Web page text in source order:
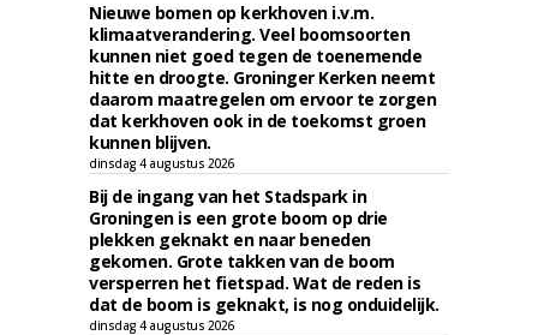
Nieuwe bomen op kerkhoven i.v.m.
klimaatverandering. Veel boomsoorten
kunnen niet goed tegen de toenemende
hitte en droogte. Groninger Kerken neemt
daarom maatregelen om ervoor te zorgen
dat kerkhoven ook in de toekomst groen
kunnen blijven.
dinsdag 4 augustus 2026
Bij de ingang van het Stadspark in
Groningen is een grote boom op drie
plekken geknakt en naar beneden
gekomen. Grote takken van de boom
versperren het fietspad. Wat de reden is
dat de boom is geknakt, is nog onduidelijk.
dinsdag 4 augustus 2026